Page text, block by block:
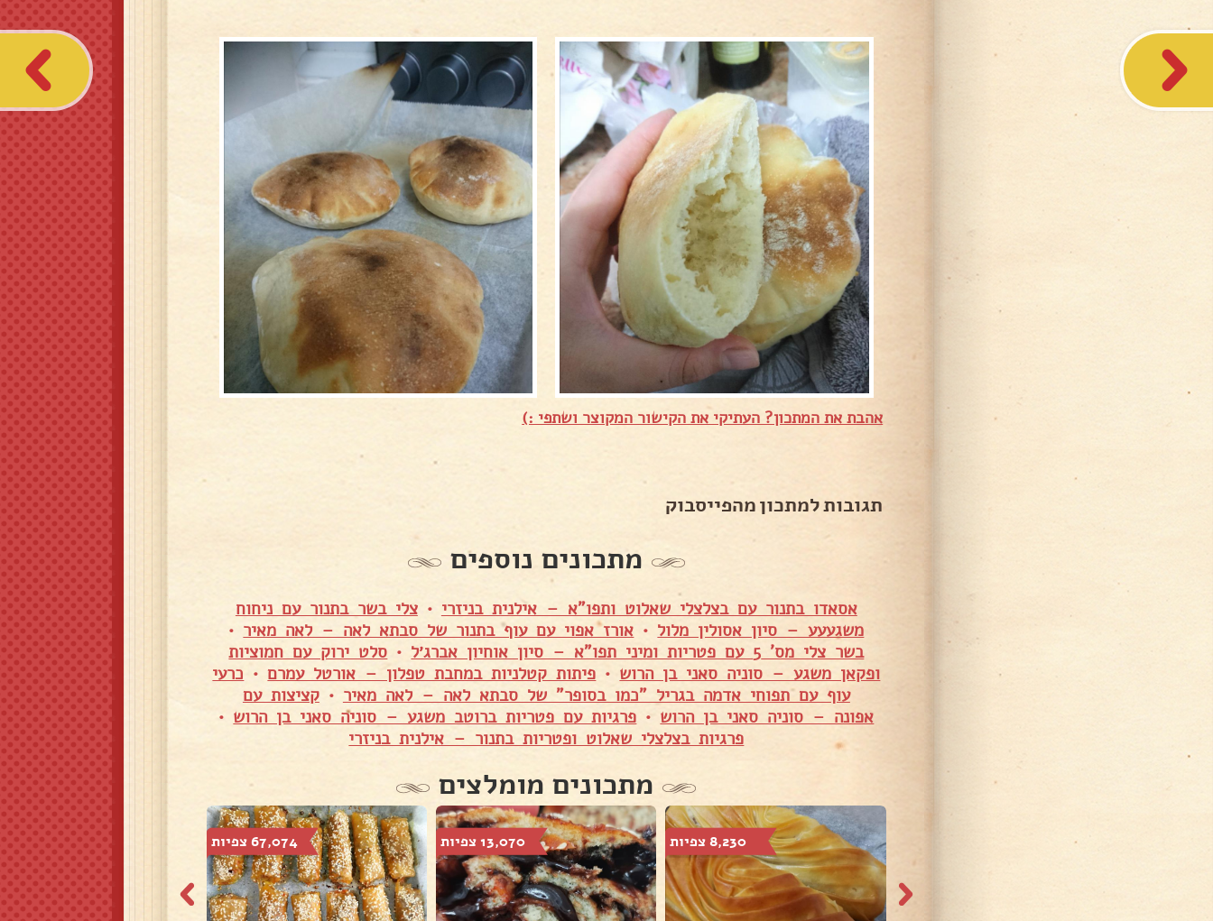
אהבת את המתכון? העתיקי את הקישור המקוצר ושתפי :)
תגובות למתכון מהפייסבוק
מתכונים נוספים
אסאדו בתנור עם בצלצלי שאלוט ותפו"א – אילנית בניזרי •צלי בשר בתנור עם ניחוח
משגעעע – סיון אסולין מלול•אורז אפוי עם עוף בתנור של סבתא לאה – לאה מאיר•
בשר צלי מס' 5 עם פטריות ומיני תפו"א – סיון אוחיון אברג׳ל
•סלט ירוק עם חמוציות
ופקאן משגע – סוניה סאני בן הרוש•פיתות קטלניות במחבת טפלון – אורטל עמרם•כרעי
עוף עם תפוחי אדמה בגריל "כמו בסופר" של סבתא לאה – לאה מאיר•קציצות עם
אפונה – סוניה סאני בן הרוש•פרגיות עם פטריות ברוטב משגע – סוניה סאני בן הרוש•
פרגיות בצלצלי שאלוט ופטריות בתנור – אילנית בניזרי
מתכונים מומלצים
8,230 צפיות 13,070 צפיות 67,074 צפיות